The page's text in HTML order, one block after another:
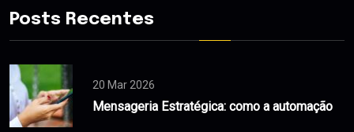
Posts Recentes
20 Mar 2026
Mensageria Estratégica: como a automação